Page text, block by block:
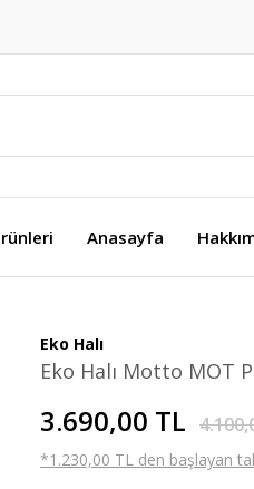
Anasayfa
Eko Halı
Eko Halı Motto MOT
3.690,00 TL
*1.230,00 TL den başlayan